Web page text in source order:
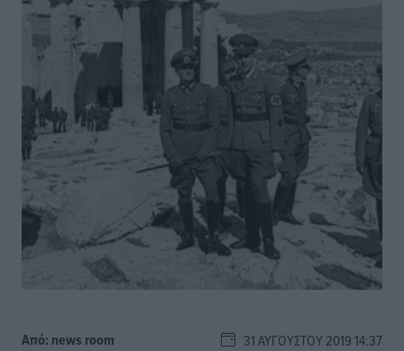
Από: news room 31 ΑΥΓΟΎΣΤΟΥ 2019 14:37